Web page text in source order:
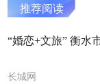
推荐阅读
“婚恋+文旅” 衡水
长城网